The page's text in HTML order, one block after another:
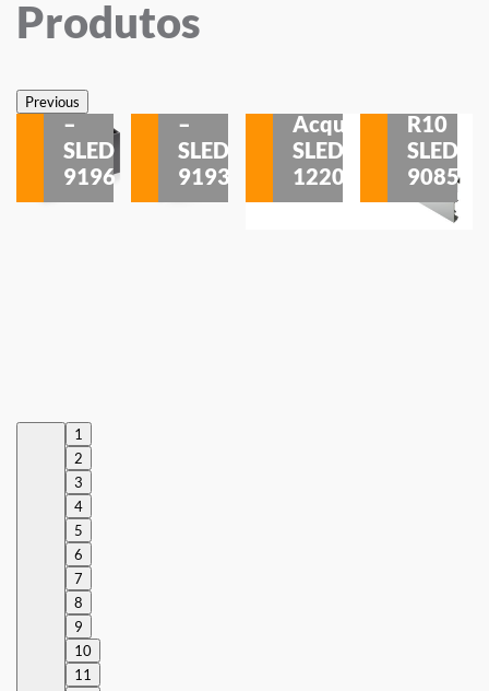
Produtos
PreviousSobrepor
–
SLED
9196
–
SLED
9193
Acqua
SLED
1220
R10
SLED
9085
1
2
3
4
5
6
7
8
9
10
11